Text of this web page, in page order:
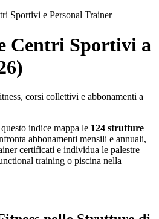
Sportivi e Personal Trainer
Centri Sportivi a
corsi collettivi e abbonamenti a
indice mappa le 124 strutture
abbonamenti mensili e annuali,
certificati e individua le palestre
training o piscina nella